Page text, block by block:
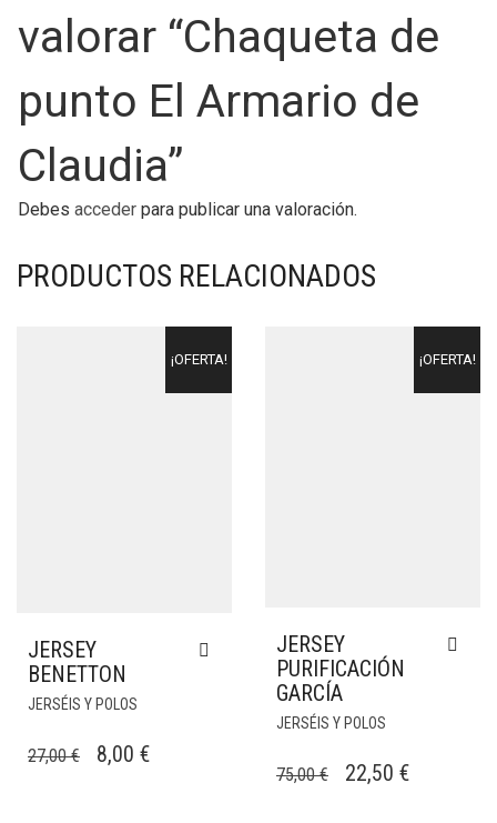
valorar “Chaqueta de
punto El Armario de
Claudia”
Debes acceder para publicar una valoración.
PRODUCTOS RELACIONADOS
¡OFERTA!
JERSEY
BENETTON
JERSÉIS Y POLOS
27,00€
EL
8,00 €EL
¡OFERTA!
JERSEY
PURIFICACIÓN
GARCÍA
JERSÉIS Y POLOS
75,00€
EL
22,50 €EL